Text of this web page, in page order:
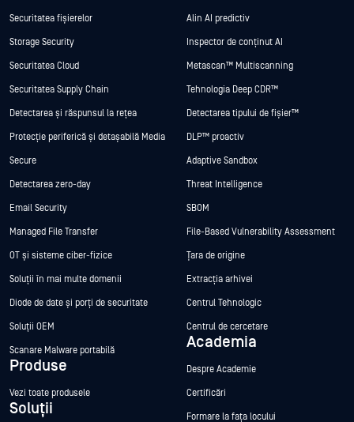
Securitatea fișierelor
Storage Security
Securitatea Cloud
Securitatea Supply Chain
Detectarea și răspunsul la rețea
Protecție periferică și detașabilă Media
Secure
Detectarea zero-day
Email Security
Managed File Transfer
OT și sisteme ciber-fizice
Soluții în mai multe domenii
Diode de date și porți de securitate
Soluții OEM
Scanare Malware portabilă
Produse
Vezi toate produsele
Soluții
Alin AI predictiv
Inspector de conținut AI
Metascan™ Multiscanning
Tehnologia Deep CDR™
Detectarea tipului de fișier™
DLP™ proactiv
Adaptive Sandbox
Threat Intelligence
SBOM
File-Based Vulnerability Assessment
Țara de origine
Extracția arhivei
Centrul Tehnologic
Centrul de cercetare
Academia
Despre Academie
Certificări
Formare la fața locului